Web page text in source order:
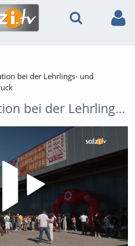
bei der Lehrlings- und
Win-Win-Situation bei der Lehrlings- und Bildungsmesse Vöcklabruck